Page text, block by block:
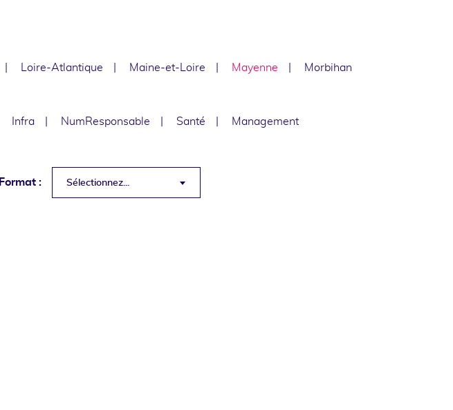
Loire-Atlantique Maine-et-Loire Mayenne
Morbihan
Infra NumResponsable Santé
Management
Format : Sélectionnez...